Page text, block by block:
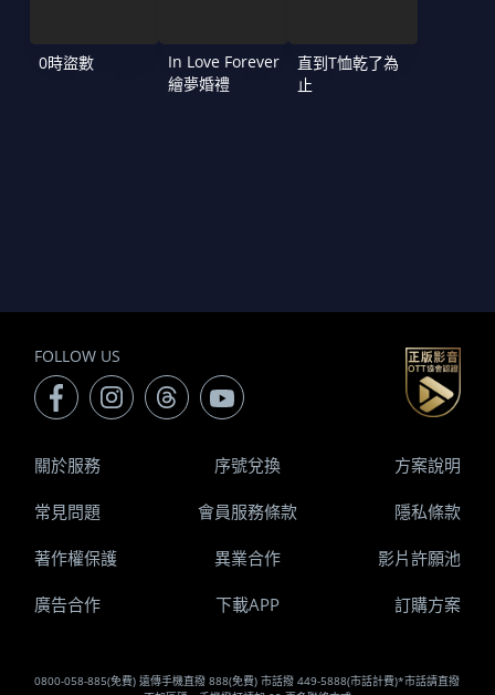
0時盜數
In Love Forever
繪夢婚禮
直到T恤乾了為
止
FOLLOW US
0800-058-885(免費) 遠傳手機直撥 888(免費) 市話撥 449-5888(市話計費)*市話請直撥
關於服務 序號兌換 方案說明
常見問題 會員服務條款 隱私條款
著作權保護 異業合作 影片許願池
廣告合作 下載APP 訂購方案